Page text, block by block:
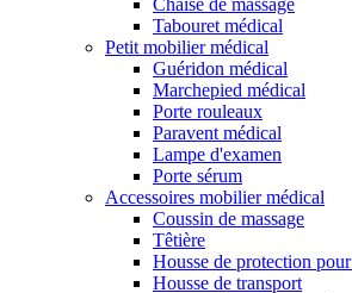
Chaise de massage
Tabouret médical
Petit mobilier médical
Guéridon médical
Marchepied médical
Porte rouleaux
Paravent médical
Lampe d'examen
Porte sérum
Accessoires mobilier médical
Coussin de massage
Têtière
Housse de protection
Housse de transport